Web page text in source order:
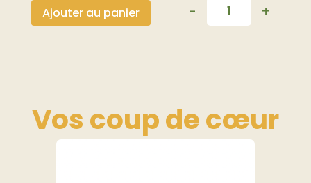
Quantité
- +
Ajouter au panier
Vos coup decœur